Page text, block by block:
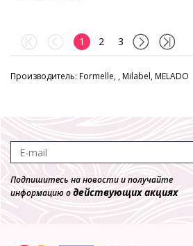
1 2 3
Производитель: Formelle, , Milabel, MELADO
Подпишитесь на новости и получайте
информацию одействующих акциях